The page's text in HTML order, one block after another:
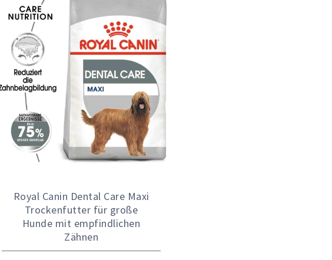
Royal Canin Dental Care Maxi
Trockenfutter für große
Hunde mit empfindlichen
Zähnen